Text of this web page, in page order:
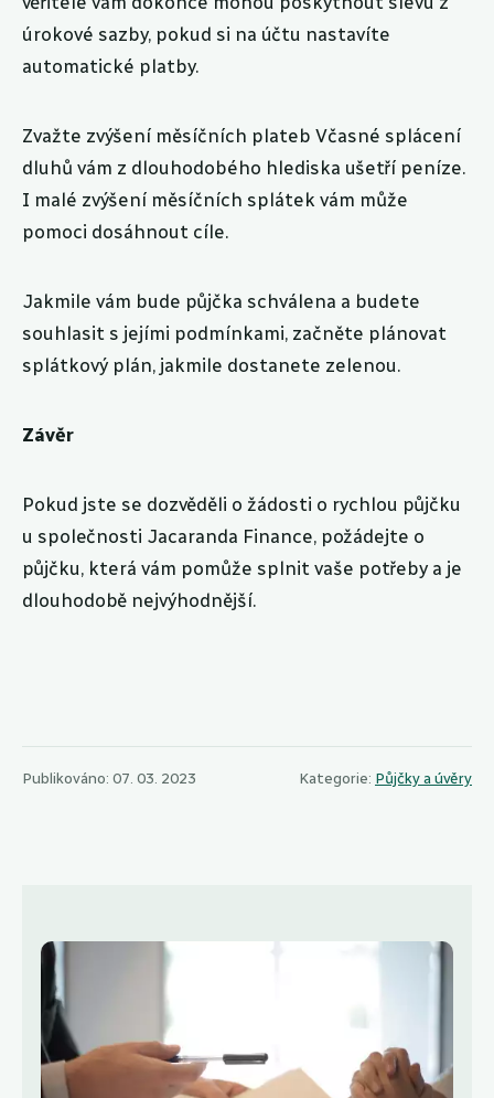
úrokové sazby, pokud si na účtu nastavíte
automatické platby.
Zvažte zvýšení měsíčních plateb Včasné splácení
dluhů vám z dlouhodobého hlediska ušetří peníze.
I malé zvýšení měsíčních splátek vám může
pomoci dosáhnout cíle.
Jakmile vám bude půjčka schválena a budete
souhlasit s jejími podmínkami, začněte plánovat
splátkový plán, jakmile dostanete zelenou.
Závěr
Pokud jste se dozvěděli o žádosti o rychlou půjčku
u společnosti Jacaranda Finance, požádejte o
půjčku, která vám pomůže splnit vaše potřeby a je
dlouhodobě nejvýhodnější.
Publikováno: 07. 03. 2023 Kategorie: Půjčky a úvěry